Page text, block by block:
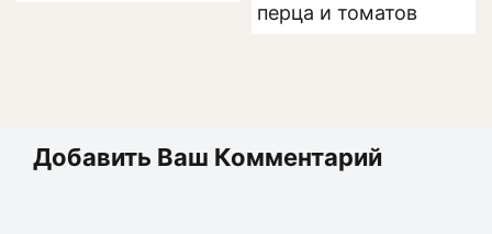
перца и томатов
Добавить Ваш Комментарий